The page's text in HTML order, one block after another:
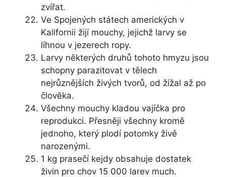
zvířat.
Ve Spojených státech amerických v
Kalifornii žijí mouchy, jejichž larvy se
líhnou v jezerech ropy.
Larvy některých druhů tohoto hmyzu jsou
schopny parazitovat v tělech
nejrůznějších živých tvorů, od žížal až po
člověka.
Všechny mouchy kladou vajíčka pro
reprodukci. Přesněji všechny kromě
jednoho, který plodí potomky živě
narozenými.
1 kg prasečí kejdy obsahuje dostatek
živin pro chov 15 000 larev much.